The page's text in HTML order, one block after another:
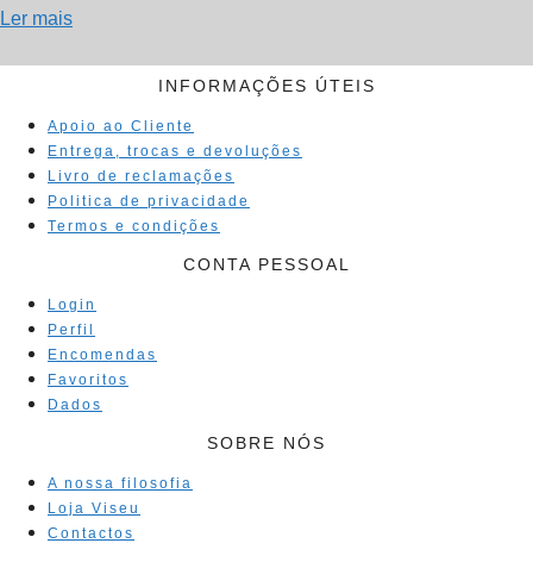
Ler mais
INFORMAÇÕES ÚTEIS
Apoio ao Cliente
Entrega, trocas e devoluções
Livro de reclamações
Politica de privacidade
Termos e condições
CONTA PESSOAL
Login
Perfil
Encomendas
Favoritos
Dados
SOBRE NÓS
A nossa filosofia
Loja Viseu
Contactos